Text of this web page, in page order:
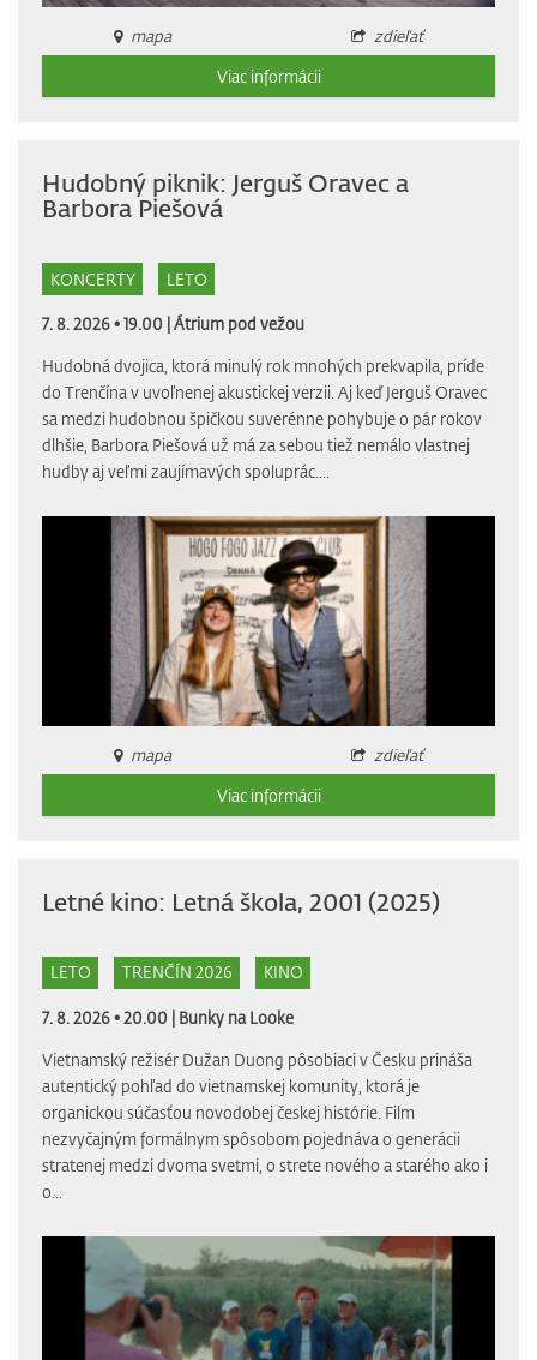
mapa
zdieľať
Viac informácii
Hudobný piknik: Jerguš Oravec a
Barbora Piešová
KONCERTY LETO
7. 8. 2026 • 19.00 |Átrium pod vežou
Hudobná dvojica, ktorá minulý rok mnohých prekvapila, príde
do Trenčína v uvoľnenej akustickej verzii. Aj keď Jerguš Oravec
sa medzi hudobnou špičkou suverénne pohybuje o pár rokov
dlhšie, Barbora Piešová už má za sebou tiež nemálo vlastnej
hudby aj veľmi zaujímavých spoluprác....
mapa
zdieľať
Viac informácii
Letné kino: Letná škola, 2001 (2025)
LETO TRENČÍN 2026 KINO
7. 8. 2026 • 20.00 | Bunky na Looke
Vietnamský režisér Dužan Duong pôsobiaci v Česku prináša
autentický pohľad do vietnamskej komunity, ktorá je
organickou súčasťou novodobej českej histórie. Film
nezvyčajným formálnym spôsobom pojednáva o generácii
stratenej medzi dvoma svetmi, o strete nového a starého ako i
o...